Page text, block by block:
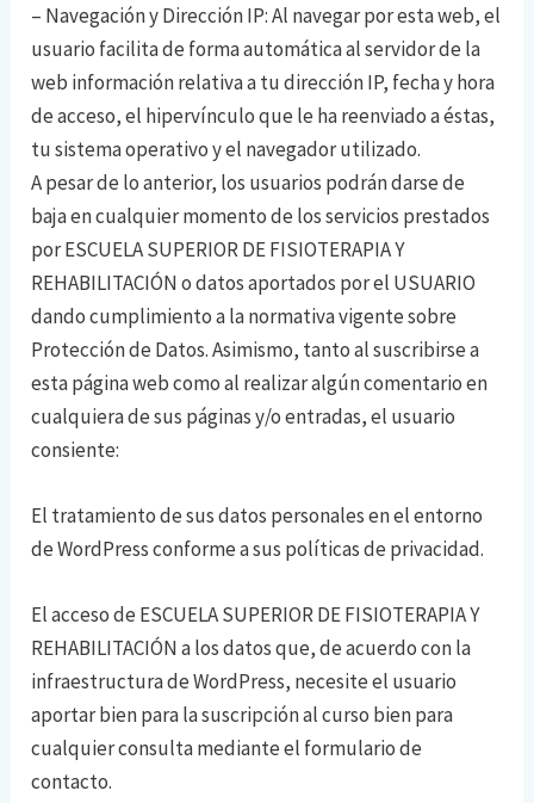
– Navegación y Dirección IP: Al navegar por esta web, el
usuario facilita de forma automática al servidor de la
web información relativa a tu dirección IP, fecha y hora
de acceso, el hipervínculo que le ha reenviado a éstas,
tu sistema operativo y el navegador utilizado.
A pesar de lo anterior, los usuarios podrán darse de
baja en cualquier momento de los servicios prestados
por ESCUELA SUPERIOR DE FISIOTERAPIA Y
REHABILITACIÓN o datos aportados por el USUARIO
dando cumplimiento a la normativa vigente sobre
Protección de Datos. Asimismo, tanto al suscribirse a
esta página web como al realizar algún comentario en
cualquiera de sus páginas y/o entradas, el usuario
consiente:
El tratamiento de sus datos personales en el entorno
de WordPress conforme a sus políticas de privacidad.
El acceso de ESCUELA SUPERIOR DE FISIOTERAPIA Y
REHABILITACIÓN a los datos que, de acuerdo con la
infraestructura de WordPress, necesite el usuario
aportar bien para la suscripción al curso bien para
cualquier consulta mediante el formulario de
contacto.